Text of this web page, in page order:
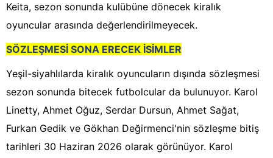
Keita, sezon sonunda kulübüne dönecek kiralık
oyuncular arasında değerlendirilmeyecek.
SÖZLEŞMESİ SONA ERECEK İSİMLER
Yeşil-siyahlılarda kiralık oyuncuların dışında sözleşmesi
sezon sonunda bitecek futbolcular da bulunuyor. Karol
Linetty, Ahmet Oğuz, Serdar Dursun, Ahmet Sağat,
Furkan Gedik ve Gökhan Değirmenci'nin sözleşme bitiş
tarihleri 30 Haziran 2026 olarak görünüyor. Karol